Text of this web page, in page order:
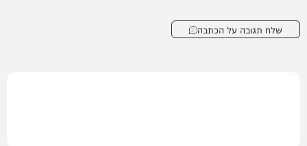
שלח תגובה על הכתבה